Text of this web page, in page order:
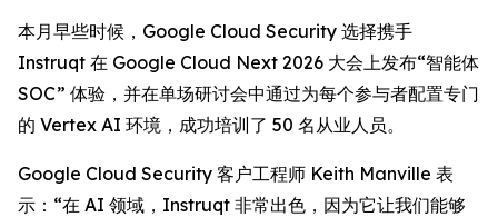
本月早些时候，Google Cloud Security 选择携手
Instruqt 在 Google Cloud Next 2026 大会上发布“智能体
SOC” 体验，并在单场研讨会中通过为每个参与者配置专门
的 Vertex AI 环境，成功培训了 50 名从业人员。
Google Cloud Security 客户工程师 Keith Manville 表
示：“在 AI 领域，Instruqt 非常出色，因为它让我们能够